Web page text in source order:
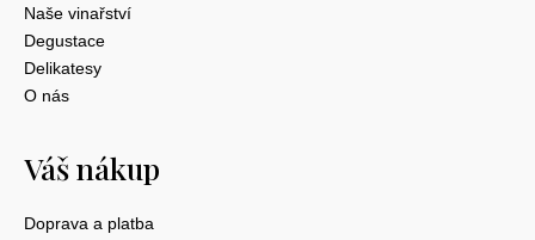
Naše vinařství
Degustace
Delikatesy
O nás
Váš nákup
Doprava a platba